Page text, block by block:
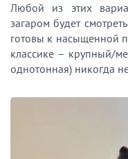
Любой из этих
загаром будет
готовы к насыщенной
классике – крупный/
однотонная) никогда